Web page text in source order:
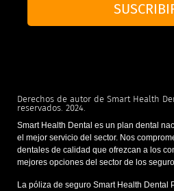
Derechos de autor de Smart Health
reservados. 2024.
Smart Health Dental es un plan dental
el mejor servicio del sector. Nos
dentales de calidad que ofrezcan a los
mejores opciones del sector de los
La póliza de seguro Smart Health Dental